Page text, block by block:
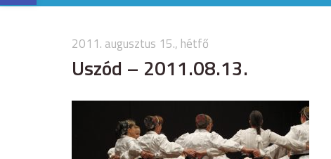
2011. augusztus 15., hétfő
Uszód – 2011.08.13.